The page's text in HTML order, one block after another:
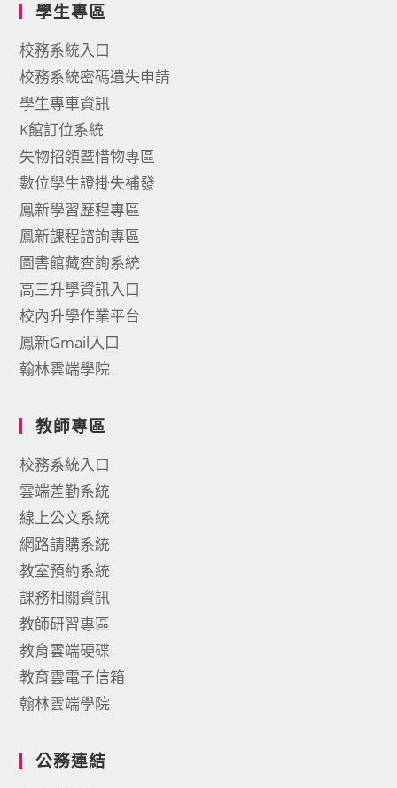
學生專區
校務系統入口
校務系統密碼遺失申請
學生專車資訊
K館訂位系統
失物招領暨惜物專區
數位學生證掛失補發
鳳新學習歷程專區
鳳新課程諮詢專區
圖書館藏查詢系統
高三升學資訊入口
校內升學作業平台
鳳新Gmail入口
翰林雲端學院
教師專區
校務系統入口
雲端差勤系統
線上公文系統
網路請購系統
教室預約系統
課務相關資訊
教師研習專區
教育雲端硬碟
教育雲電子信箱
翰林雲端學院
公務連結